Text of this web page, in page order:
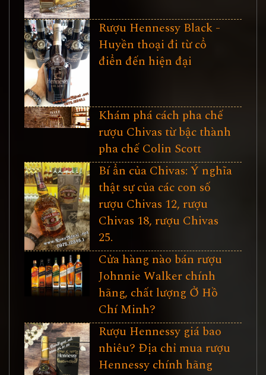
Rượu Hennessy Black -
Huyền thoại đi từ cổ
điển đến hiện đại
Khám phá cách pha chế
rượu Chivas từ bậc thành
pha chế Colin Scott
Bí ẩn của Chivas: Ý nghĩa
thật sự của các con số
rượu Chivas 12, rượu
Chivas 18, rượu Chivas
25.
Cửa hàng nào bán rượu
Johnnie Walker chính
hãng, chất lượng Ở Hồ
Chí Minh?
Rượu Hennessy giá bao
nhiêu? Địa chỉ mua rượu
Hennessy chính hãng